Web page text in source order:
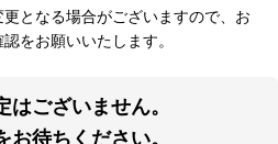
となる場合がございますので、お
をお願いいたします。
はございません。
お待ちください。